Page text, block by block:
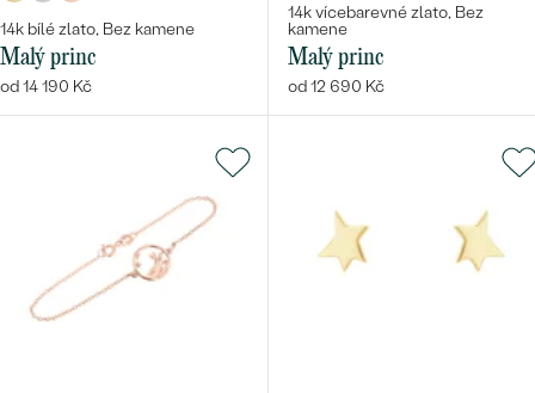
14k bílé zlato, Bez kamene
Malý princ
od 14 190 Kč
14k vícebarevné zlato, Bez
kamene
Malý princ
od 12 690 Kč